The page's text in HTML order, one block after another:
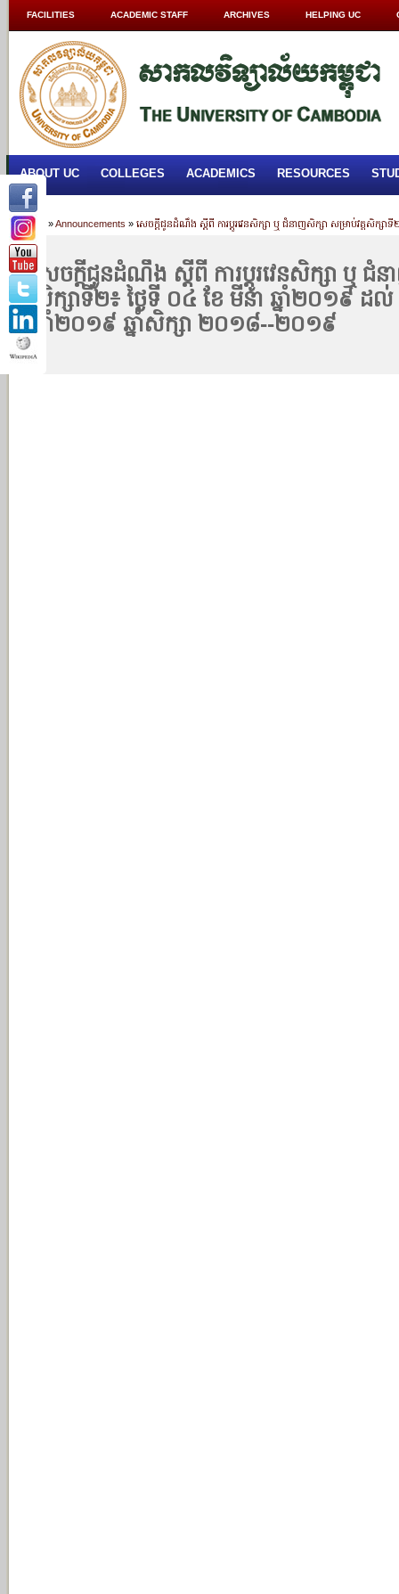
FACILITIES ACADEMIC STAFF ARCHIVES HELPING UC
ABOUT UC COLLEGES ACADEMICS RESOURCES
Home »Announcements » សេចក្តីជូនដំណឹង ស្តីពី ការប្តូរវេនសិក្សា ឬ ជំនាញសិក្សា សម្រាប់វគ្គសិក្ស
សេចក្តីជូនដំណឹង ស្តីពី ការប្តូរវេនសិក្សា ឬ ជំន
សិក្សាទី២៖ ថ្ងៃទី ០៤ ខែ មីនា ឆ្នាំ២០១៩ ដល់
ឆ្នាំ២០១៩ ឆ្នាំសិក្សា ២០១៨--២០១៩